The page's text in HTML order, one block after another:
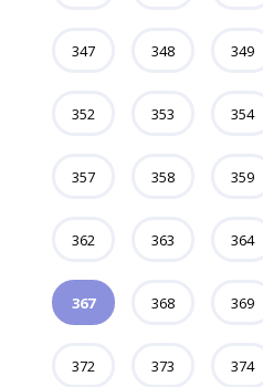
347 348 349
352 353 354
357 358 359
362 363 364
367 368 369
372 373 374